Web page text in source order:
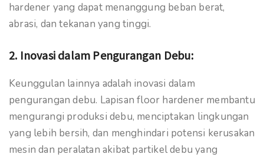
hardener yang dapat menanggung beban berat,
abrasi, dan tekanan yang tinggi.
2. Inovasi dalam Pengurangan Debu:
Keunggulan lainnya adalah inovasi dalam
pengurangan debu. Lapisan floor hardener membantu
mengurangi produksi debu, menciptakan lingkungan
yang lebih bersih, dan menghindari potensi kerusakan
mesin dan peralatan akibat partikel debu yang